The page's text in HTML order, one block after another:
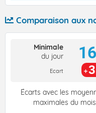
Comparaison aux
Minimale
du jour
Ecart
Écarts avec les
maximales du